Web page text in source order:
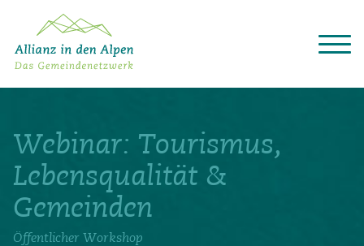
Projekte
Aktuelles
Alpine Kooperationen
Termine
Webinar: Tourismus,
Lebensqualität &
Gemeinden
Öffentlicher Workshop